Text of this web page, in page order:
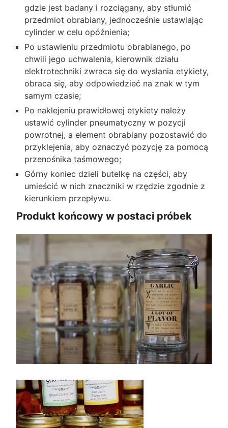
gdzie jest badany i rozciągany, aby stłumić
przedmiot obrabiany, jednocześnie ustawiając
cylinder w celu opóźnienia;
Po ustawieniu przedmiotu obrabianego, po
chwili jego uchwalenia, kierownik działu
elektrotechniki zwraca się do wysłania etykiety,
obraca się, aby odpowiedzieć na znak w tym
samym czasie;
Po naklejeniu prawidłowej etykiety należy
ustawić cylinder pneumatyczny w pozycji
powrotnej, a element obrabiany pozostawić do
przyklejenia, aby oznaczyć pozycję za pomocą
przenośnika taśmowego;
Górny koniec dzieli butelkę na części, aby
umieścić w nich znaczniki w rzędzie zgodnie z
kierunkiem przepływu.
Produkt końcowy w postaci próbek